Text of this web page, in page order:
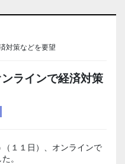
対策などを要望
ラインで経済対策
１１日）、オンラインで
。